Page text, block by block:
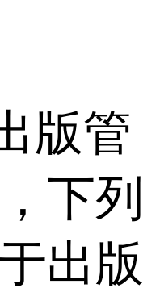
版管
下列
出版